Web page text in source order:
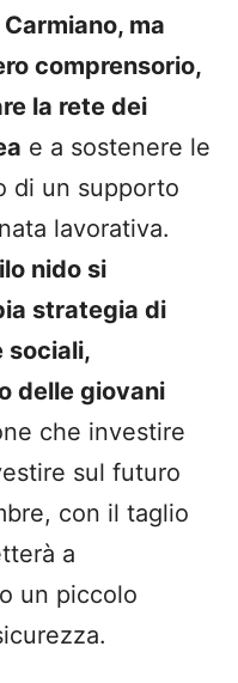
ma
comprensorio,
la rete dei
e a sostenere le
di un supporto
lavorativa.
nido si
strategia di
sociali,
delle giovani
che investire
sul futuro
con il taglio
a
un piccolo